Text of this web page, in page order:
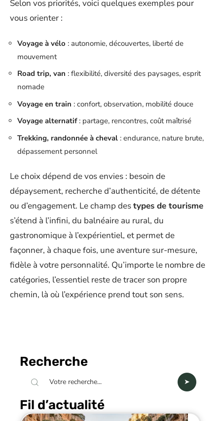
Selon vos priorités, voici quelques exemples pour
vous orienter :
Voyage à vélo : autonomie, découvertes, liberté de
mouvement
Road trip, van : flexibilité, diversité des paysages, esprit
nomade
Voyage en train : confort, observation, mobilité douce
Voyage alternatif: partage, rencontres, coût maîtrisé
Trekking, randonnée à cheval : endurance, nature brute,
dépassement personnel
Le choix dépend de vos envies : besoin de
dépaysement, recherche d’authenticité, de détente
ou d’engagement. Le champ destypes de tourisme
s’étend à l’infini, du balnéaire au rural, du
gastronomique à l’expérientiel, et permet de
façonner, à chaque fois, une aventure sur-mesure,
fidèle à votre personnalité. Qu’importe le nombre de
catégories, l’essentiel reste de tracer son propre
chemin, là où l’expérience prend tout son sens.
Recherche
Fil d’actualité